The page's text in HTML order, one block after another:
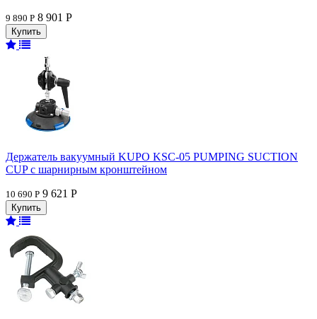
9 890 Р 8 901 Р
Держатель вакуумный KUPO KSC-05 PUMPING SUCTION
CUP с шарнирным кронштейном
10 690 Р 9 621 Р